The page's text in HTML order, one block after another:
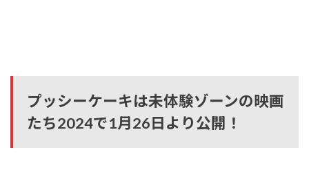
プッシーケーキは未体験ゾーンの映画
たち2024で1月26日より公開！